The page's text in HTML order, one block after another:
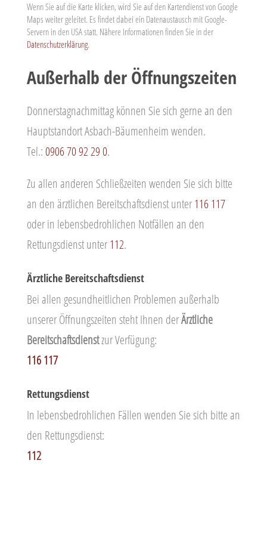
Wenn Sie auf die Karte klicken, wird Sie auf den Kartendienst von Google
Maps weiter geleitet. Es findet dabei ein Datenaustausch mit Google-
Servern in den USA statt. Nähere Informationen finden Sie in der
Datenschutzerklärung.
Außerhalb der Öffnungszeiten
Donnerstagnachmittag können Sie sich gerne an den
Hauptstandort Asbach-Bäumenheim wenden.
Tel.:0906 70 92 29 0.
Zu allen anderen Schließzeiten wenden Sie sich bitte
an den ärztlichen Bereitschaftsdienst unter116 117
oder in lebensbedrohlichen Notfällen an den
Rettungsdienst unter112.
Ärztliche Bereitschaftsdienst
Bei allen gesundheitlichen Problemen außerhalb
unserer Öffnungszeiten steht Ihnen derÄrztliche
Bereitschaftsdienstzur Verfügung:
116 117
Rettungsdienst
In lebensbedrohlichen Fällen wenden Sie sich bitte an
den Rettungsdienst:
112